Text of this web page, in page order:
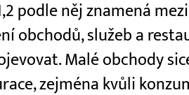
podle něj znamená
obchodů, služeb a
Malé obchody
zejména kvůli